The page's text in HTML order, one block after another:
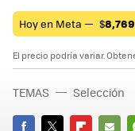
Hoy en Meta — $
El precio podría variar.
TEMAS Selección